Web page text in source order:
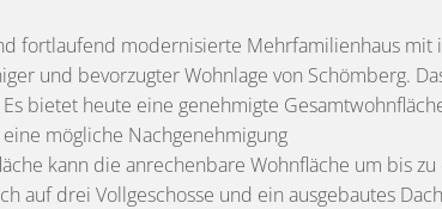
fortlaufend modernisierte Mehrfamilienhaus
und bevorzugter Wohnlage von Schömberg.
bietet heute eine genehmigte
mögliche Nachgenehmigung
kann die anrechenbare Wohnfläche um bis
auf drei Vollgeschosse und ein ausgebautes